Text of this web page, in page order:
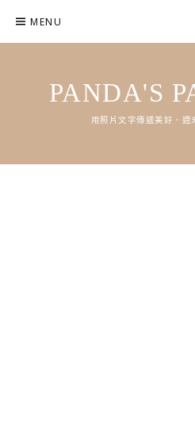
content
MENU
PANDA'S
用照片文字傳遞美好．週